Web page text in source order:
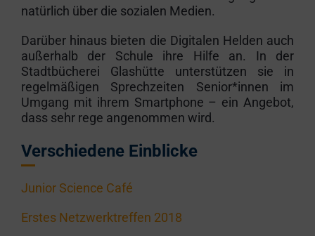
natürlich über die sozialen Medien.
Darüber hinaus bieten die Digitalen Helden auch
außerhalb der Schule ihre Hilfe an. In der
Stadtbücherei Glashütte unterstützen sie in
regelmäßigen Sprechzeiten Senior*innen im
Umgang mit ihrem Smartphone – ein Angebot,
dass sehr rege angenommen wird.
Verschiedene Einblicke
Junior Science Café
Erstes Netzwerktreffen 2018